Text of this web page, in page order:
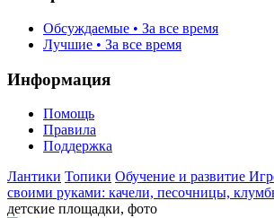
Обсуждаемые • За все время
Лучшие • За все время
Информация
Помощь
Правила
Поддержка
Лантики Топики Обучение и развитие
своими руками: качели, песочницы,
детские площадки, фото